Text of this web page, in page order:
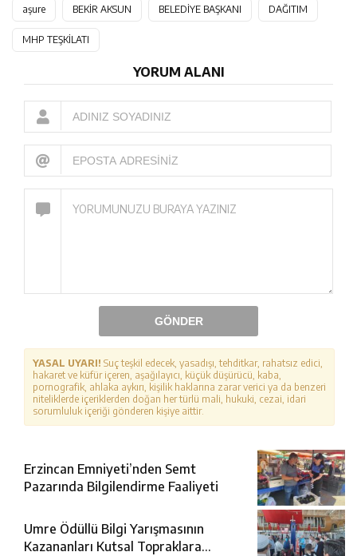
aşure BEKİR AKSUN BELEDİYE BAŞKANI DAĞITIM
MHP TEŞKİLATI
YORUM ALANI
GÖNDER
YASAL UYARI! Suç teşkil edecek, yasadışı, tehditkar, rahatsız edici,
hakaret ve küfür içeren, aşağılayıcı, küçük düşürücü, kaba,
pornografik, ahlaka aykırı, kişilik haklarına zarar verici ya da benzeri
niteliklerde içeriklerden doğan her türlü mali, hukuki, cezai, idari
sorumluluk içeriği gönderen kişiye aittir.
Erzincan Emniyeti’nden Semt
Pazarında Bilgilendirme Faaliyeti
Umre Ödüllü Bilgi Yarışmasının
Kazananları Kutsal Topraklara